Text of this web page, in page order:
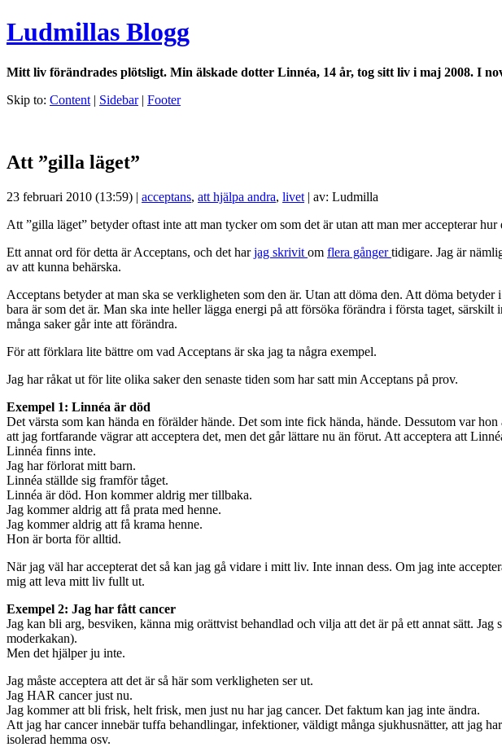
Ludmillas Blogg
Mitt liv förändrades plötsligt. Min älskade dotter Linnéa, 14 år, tog sitt liv i maj 2008. I
Skip to: Content | Sidebar| Footer
Att ”gilla läget”
23 februari 2010 (13:59) | acceptans, att hjälpa andra, livet | av: Ludmilla
Att ”gilla läget” betyder oftast inte att man tycker om som det är utan att man mer accepterar
Ett annat ord för detta är Acceptans, och det harjag skrivit om flera gångertidigare. Jag är
av att kunna behärska.
Acceptans betyder at man ska se verkligheten som den är. Utan att döma den. Att döma
bara är som det är. Man ska inte heller lägga energi på att försöka förändra i första taget,
många saker går inte att förändra.
För att förklara lite bättre om vad Acceptans är ska jag ta några exempel.
Jag har råkat ut för lite olika saker den senaste tiden som har satt min Acceptans på prov.
Exempel 1: Linnéa är död
Det värsta som kan hända en förälder hände. Det som inte fick hända, hände. Dessutom var
att jag fortfarande vägrar att acceptera det, men det går lättare nu än förut. Att acceptera att
Linnéa finns inte.
Jag har förlorat mitt barn.
Linnéa ställde sig framför tåget.
Linnéa är död. Hon kommer aldrig mer tillbaka.
Jag kommer aldrig att få prata med henne.
Jag kommer aldrig att få krama henne.
Hon är borta för alltid.
När jag väl har accepterat det så kan jag gå vidare i mitt liv. Inte innan dess. Om jag inte
mig att leva mitt liv fullt ut.
Exempel 2: Jag har fått cancer
Jag kan bli arg, besviken, känna mig orättvist behandlad och vilja att det är på ett annat sätt.
moderkakan).
Men det hjälper ju inte.
Jag måste acceptera att det är så här som verkligheten ser ut.
Jag HAR cancer just nu.
Jag kommer att bli frisk, helt frisk, men just nu har jag cancer. Det faktum kan jag inte ändra.
Att jag har cancer innebär tuffa behandlingar, infektioner, väldigt många sjukhusnätter, att jag
isolerad hemma osv.